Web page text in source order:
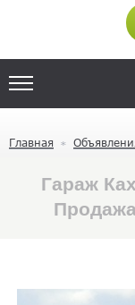
Главная
Гараж